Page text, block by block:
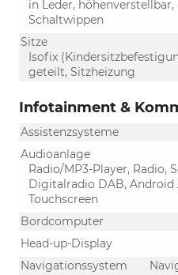
in Leder,
Schaltwippen
Sitze
Isofix
geteilt, Sitzheizung
Infotainment &
Assistenzsysteme
Audioanlage
Radio/MP3-Player, Radio,
Digitalradio DAB, Android
Touchscreen
Bordcomputer
Head-up-Display
Navigationssystem